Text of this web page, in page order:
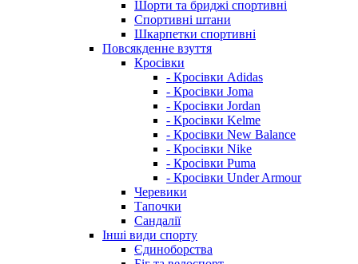
Шорти та бриджі спортивні
Спортивні штани
Шкарпетки спортивні
Повсякденне взуття
Кросівки
- Кросівки Adidas
- Кросівки Joma
- Кросівки Jordan
- Кросівки Kelme
- Кросівки New Balance
- Кросівки Nike
- Кросівки Puma
- Кросівки Under Armour
Черевики
Тапочки
Сандалії
Інші види спорту
Єдиноборства